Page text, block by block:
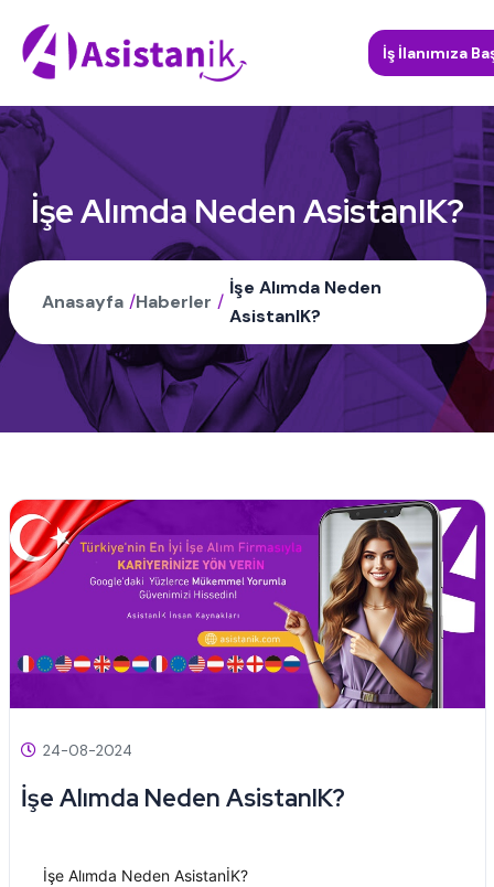
İş İlanımıza
İşe Alımda Neden AsistanIK?
Anasayfa /Haberler /
İşe Alımda Neden
AsistanIK?
24-08-2024
İşe Alımda Neden AsistanIK?
İşe Alımda Neden AsistanİK?